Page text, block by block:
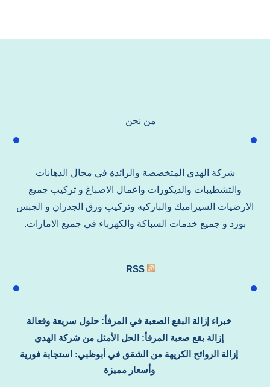
من نحن
شركة الهدي المتخصصة والرائدة في مجال الدهانات
والتشطيبات والديكورات واعمال الاصباغ و تركيب جميع
الارضيات السيراميك والباركيه وتركيب ورق الجدران و الجبس
بورد و جميع خدمات السباكة والكهرباء في جميع الامارات.
RSS
خبراء إزالة البقع الصعبة في المرفأ: حلول سريعة وفعالة
إزالة بقع صعبة المرفأ: الحل الأمثل من شركة الهدي
إزالة الروائح الكريهة من الشقق في أبوظبي: استجابة فورية
وأسعار مميزة